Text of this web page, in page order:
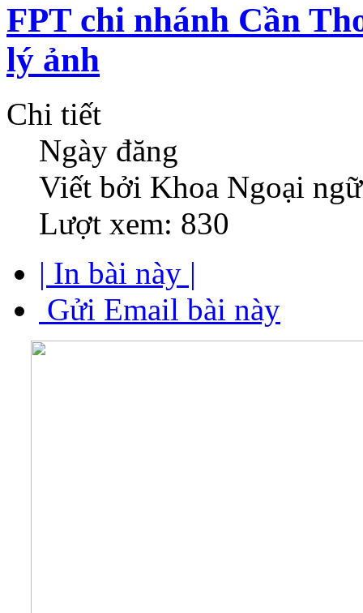
FPT chi nhánh Cần
lý ảnh
Chi tiết
Ngày đăng
Viết bởi Khoa Ngoại ngữ
Lượt xem: 830
| In bài này |
Gửi Email bài này